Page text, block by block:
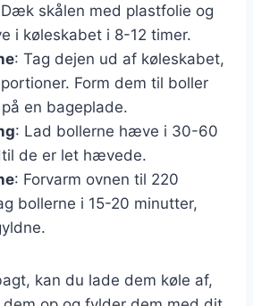
skålen med plastfolie og
i køleskabet i 8-12 timer.
: Tag dejen ud af køleskabet,
Form dem til boller
en bageplade.
: Lad bollerne hæve i 30-60
de er let hævede.
: Forvarm ovnen til 220
bollerne i 15-20 minutter,
kan du lade dem køle af,